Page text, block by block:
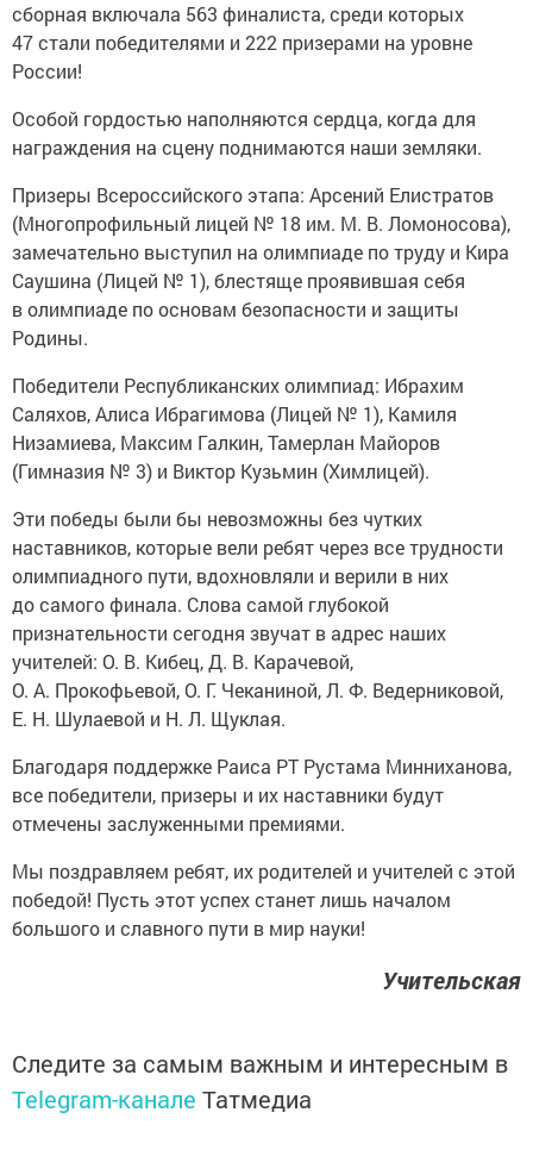
сборная включала 563 финалиста, среди которых
47 стали победителями и 222 призерами на уровне
России!
Особой гордостью наполняются сердца, когда для
награждения на сцену поднимаются наши земляки.
Призеры Всероссийского этапа: Арсений Елистратов
(Многопрофильный лицей № 18 им. М. В. Ломоносова),
замечательно выступил на олимпиаде по труду и Кира
Саушина (Лицей № 1), блестяще проявившая себя
в олимпиаде по основам безопасности и защиты
Родины.
Победители Республиканских олимпиад: Ибрахим
Саляхов, Алиса Ибрагимова (Лицей № 1), Камиля
Низамиева, Максим Галкин, Тамерлан Майоров
(Гимназия № 3) и Виктор Кузьмин (Химлицей).
Эти победы были бы невозможны без чутких
наставников, которые вели ребят через все трудности
олимпиадного пути, вдохновляли и верили в них
до самого финала. Слова самой глубокой
признательности сегодня звучат в адрес наших
учителей: О. В. Кибец, Д. В. Карачевой,
О. А. Прокофьевой, О. Г. Чеканиной, Л. Ф. Ведерниковой,
Е. Н. Шулаевой и Н. Л. Щуклая.
Благодаря поддержке Раиса РТ Рустама Минниханова,
все победители, призеры и их наставники будут
отмечены заслуженными премиями.
Мы поздравляем ребят, их родителей и учителей с этой
победой! Пусть этот успех станет лишь началом
большого и славного пути в мир науки!
Учительская
Следите за самым важным и интересным в
Telegram-канале Татмедиа